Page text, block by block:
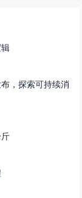
，探索可持续消